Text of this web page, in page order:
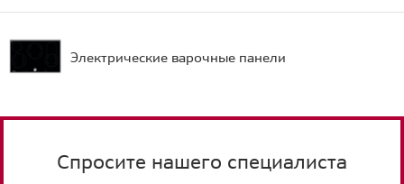
Электрические варочные панели
Спросите нашего специалиста